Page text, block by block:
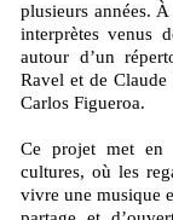
plusieurs années.
interprètes venus
autour d’un
Ravel et de
Carlos Figueroa.
Ce projet met en
cultures, où les
vivre une musique